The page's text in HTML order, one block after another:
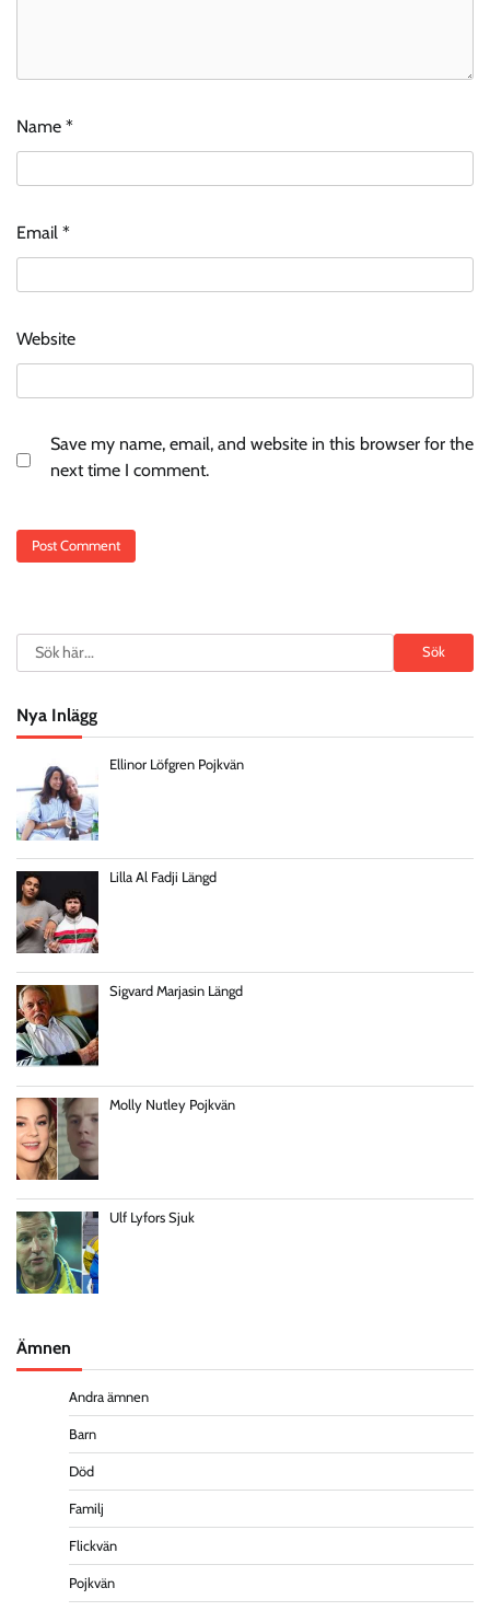
Name *
Email *
Website
Save my name, email, and website in this browser for the
next time I comment.
Search Sök
Nya Inlägg
Ellinor Löfgren Pojkvän
Lilla Al Fadji Längd
Sigvard Marjasin Längd
Molly Nutley Pojkvän
Ulf Lyfors Sjuk
Ämnen
Andra ämnen
Barn
Död
Familj
Flickvän
Pojkvän